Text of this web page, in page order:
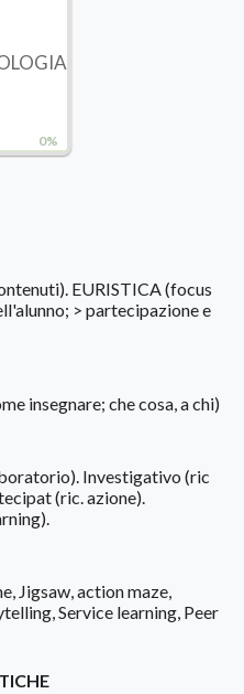
0%
EURISTICA (focus
> partecipazione e
insegnare; che cosa, a chi)
Investigativo (ric
(ric. azione).
Jigsaw, action maze,
Service learning, Peer